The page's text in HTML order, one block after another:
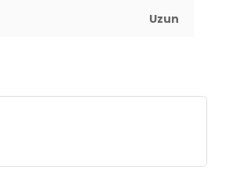
Uzun